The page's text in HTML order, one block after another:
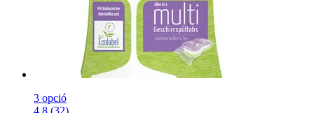
3 opció
4.8 (32)